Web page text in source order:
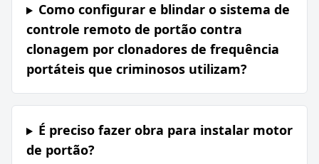
Como configurar e blindar o sistema de
controle remoto de portão contra
clonagem por clonadores de frequência
portáteis que criminosos utilizam?
É preciso fazer obra para instalar motor
de portão?